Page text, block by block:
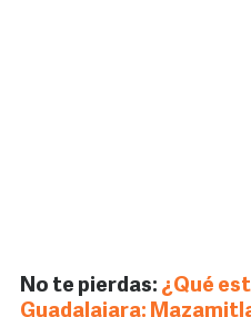
No te pierdas: ¿Qué
Guadalajara: